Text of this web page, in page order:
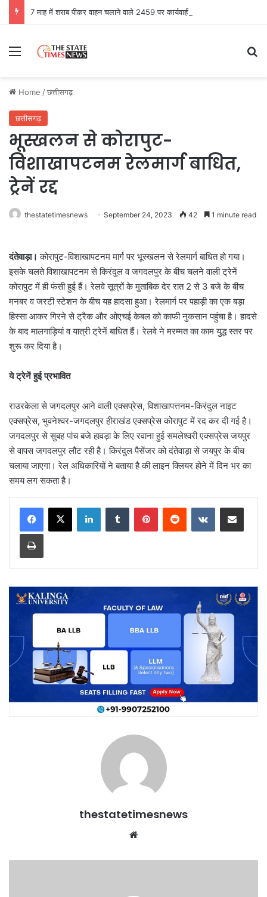
Menu
Home /छत्तीसगढ़
छत्तीसगढ़
भूस्खलन से कोरापुट-
विशाखापटनम रेलमार्ग बाधित,
ट्रेनें रद्द
thestatetimesnews September 24, 2023 42 1 minute read
दंतेवाड़ा। कोरापुट-विशाखापटनम मार्ग पर भूस्खलन से रेलमार्ग बाधित हो गया।
इसके चलते विशाखापटनम से किरंदुल व जगदलपुर के बीच चलने वाली ट्रेनें
कोरापुट में ही फंसी हुई हैं। रेलवे सूत्रों के मुताबिक देर रात 2 से 3 बजे के बीच
मनबर व जरटी स्टेशन के बीच यह हादसा हुआ। रेलमार्ग पर पहाड़ी का एक बड़ा
हिस्सा आकर गिरने से ट्रैक और ओएचई केबल को काफी नुकसान पहुंचा है। हादसे
के बाद मालगाड़ियां व यात्री ट्रेनें बाधित हैं। रेलवे ने मरम्मत का काम युद्ध स्तर पर
शुरू कर दिया है।
ये ट्रेनें हुई प्रभावित
राउरकेला से जगदलपुर आने वाली एक्सप्रेस, विशाखापत्तनम-किरंदुल नाइट
एक्सप्रेस, भुवनेश्वर-जगदलपुर हीराखंड एक्सप्रेस कोरापुट में रद कर दी गई है।
जगदलपुर से सुबह पांच बजे हावड़ा के लिए रवाना हुई समलेश्वरी एक्सप्रेस जयपुर
से वापस जगदलपुर लौट रही है। किरंदुल पैसेंजर को दंतेवाड़ा से जयपुर के बीच
चलाया जाएगा। रेल अधिकारियों ने बताया है की लाइन क्लियर होने में दिन भर का
समय लग सकता है।
LinkedInTumblr PinterestReddit VKontakteShare via Email
Print
thestatetimesnews